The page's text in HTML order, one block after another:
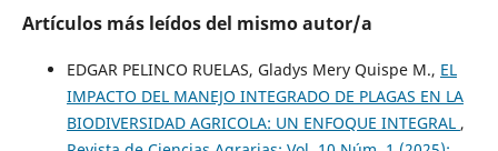
Artículos más leídos del mismo autor/a
EDGAR PELINCO RUELAS, Gladys Mery Quispe M., EL
IMPACTO DEL MANEJO INTEGRADO DE PLAGAS EN LA
BIODIVERSIDAD AGRICOLA: UN ENFOQUE INTEGRAL ,